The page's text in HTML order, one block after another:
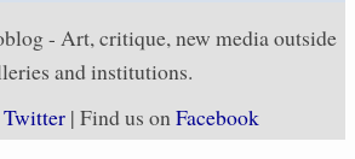
- Art, critique, new media outside
and institutions.
Twitter | Find us onFacebook